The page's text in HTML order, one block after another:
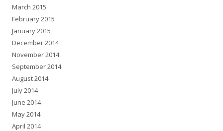
March 2015
February 2015
January 2015
December 2014
November 2014
September 2014
August 2014
July 2014
June 2014
May 2014
April 2014